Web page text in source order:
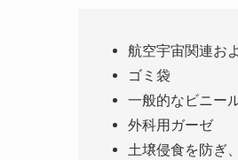
航空宇宙関連お
ゴミ袋
一般的なビニー
外科用ガーゼ
土壌侵食を防ぎ